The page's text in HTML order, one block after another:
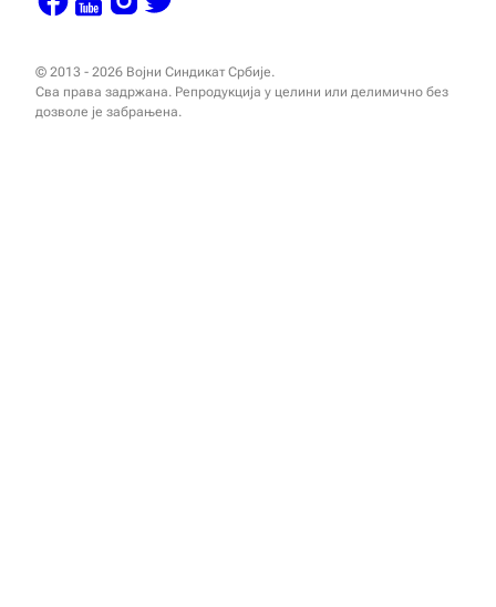
© 2013 - 2026 Војни Синдикат Србије.
Сва права задржана. Репродукција у целини или делимично без
дозволе је забрањена.